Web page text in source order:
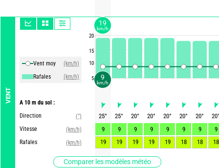
VENT
Vent moy
(km/h)
Rafales
(km/h)
A 10 m du sol :
Direction
(°)
Vitesse
(km/h)
Rafales
(km/h)
Comparer les modèles météo
20
15
10
5
25° 25° 20° 20° 20° 20° 20° 20
9
9 9 9 9 9 9
9
19
19 19 19 19 18 18 18
9
km/h
19
km/h